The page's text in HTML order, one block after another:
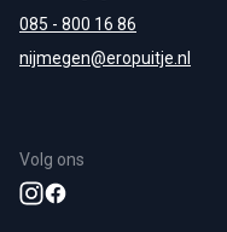
085 - 800 16 86
nijmegen@eropuitje.nl
Volg ons